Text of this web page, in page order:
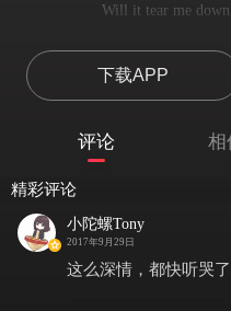
Will it tear me down
Out of all the
除去那天
I never knew
From where I
Stolen pieces
记忆中偷来的
下载APP
评论 相
精彩评论
小陀螺Tony
2017年9月29日
这么深情，都快听哭